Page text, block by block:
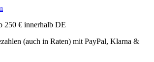
250 € innerhalb DE
(auch in Raten) mit PayPal, Klarna &